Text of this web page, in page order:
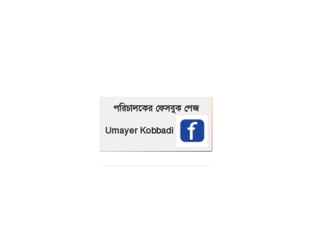
পরিচালকের ফেসবুক পেজ
Umayer Kobbadi